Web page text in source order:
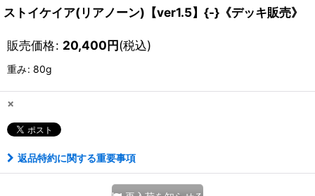
ストイケイア(リアノーン)【ver1.5】{-}《デッキ販売》
販売価格: 20,400円(税込)
重み: 80g
×
返品特約に関する重要事項